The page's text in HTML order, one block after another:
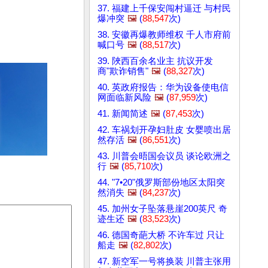
37. 福建上千保安闯村逼迁 与村民
爆冲突 🖼️ (88,547次)
38. 安徽再爆教师维权 千人市府前
喊口号 🖼️ (88,517次)
39. 陜西百余名业主 抗议开发
商"欺诈销售" 🖼️ (88,327次)
40. 英政府报告：华为设备使电信
网面临新风险 🖼️ (87,959次)
41. 新闻简述 🖼️ (87,453次)
42. 车祸划开孕妇肚皮 女婴喷出居
然存活 🖼️ (86,551次)
43. 川普会晤国会议员 谈论欧洲之
行 🖼️ (85,710次)
44. "7•20"俄罗斯部份地区太阳突
然消失 🖼️ (84,237次)
45. 加州女子坠落悬崖200英尺 奇
迹生还 🖼️ (83,523次)
46. 德国奇葩大桥 不许车过 只让
船走 🖼️ (82,802次)
47. 新空军一号将换装 川普主张用